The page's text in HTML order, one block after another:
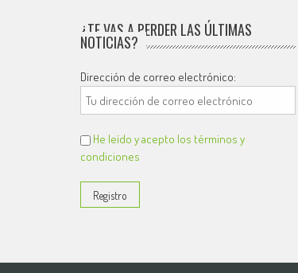
¿TE VAS A PERDER LAS ÚLTIMAS
NOTICIAS?
Dirección de correo electrónico:
He leído y acepto los términos y
condiciones